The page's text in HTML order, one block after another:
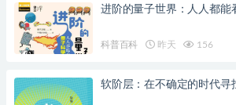
进阶的量子世界：人人都能
科普百科 昨天 156
软阶层：在不确定的时代寻